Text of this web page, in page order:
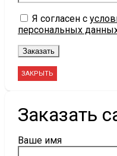
Я согласен с
персональных
ЗАКРЫТЬ
Заказать
Ваше имя